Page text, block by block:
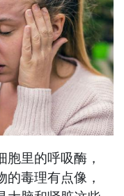
里的呼吸酶，
毒理有点像，